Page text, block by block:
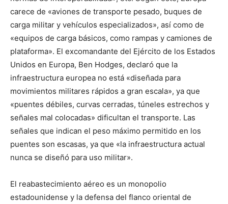
carece de «aviones de transporte pesado, buques de
carga militar y vehículos especializados», así como de
«equipos de carga básicos, como rampas y camiones de
plataforma». El excomandante del Ejército de los Estados
Unidos en Europa, Ben Hodges, declaró que la
infraestructura europea no está «diseñada para
movimientos militares rápidos a gran escala», ya que
«puentes débiles, curvas cerradas, túneles estrechos y
señales mal colocadas» dificultan el transporte. Las
señales que indican el peso máximo permitido en los
puentes son escasas, ya que «la infraestructura actual
nunca se diseñó para uso militar».
El reabastecimiento aéreo es un monopolio
estadounidense y la defensa del flanco oriental de